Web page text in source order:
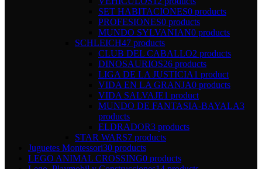
SET HABITACIONES0 products
PROFESIONES0 products
MUNDO SYLVANIAN0 products
SCHLEICH47 products
CLUB DEL CABALLO2 products
DINOSAURIOS26 products
LIGA DE LA JUSTICIA1 product
VIDA EN LA GRANJA0 products
VIDA SALVAJE1 product
MUNDO DE FANTASIA-BAYALA3
products
ELDRADOR3 products
STAR WARS7 products
Juguetes Montessori30 products
LEGO ANIMAL CROSSING0 products